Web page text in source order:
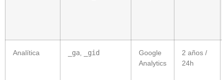
Analítica _ga _gid
Google
Analytics
2 años /
24h